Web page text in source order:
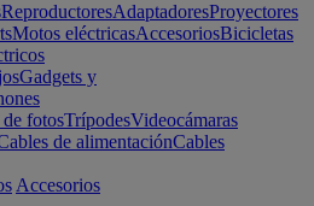
ReproductoresAdaptadoresProyectores
Motos eléctricasAccesoriosBicicletas
Gadgets y
de fotosTrípodesVideocámaras
de alimentaciónCables
Accesorios